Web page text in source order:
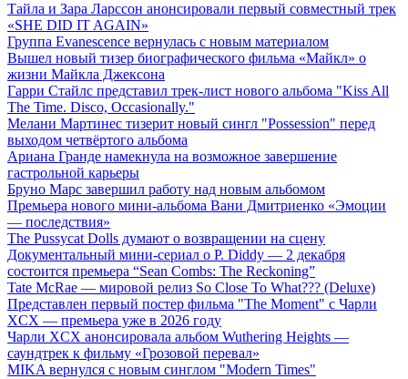
Тайла и Зара Ларссон анонсировали первый совместный трек
«SHE DID IT AGAIN»
Группа Evanescence вернулась с новым материалом
Вышел новый тизер биографического фильма «Майкл» о
жизни Майкла Джексона
Гарри Стайлс представил трек-лист нового альбома "Kiss All
The Time. Disco, Occasionally."
Мелани Мартинес тизерит новый сингл "Possession" перед
выходом четвёртого альбома
Ариана Гранде намекнула на возможное завершение
гастрольной карьеры
Бруно Марс завершил работу над новым альбомом
Премьера нового мини-альбома Вани Дмитриенко «Эмоции
— последствия»
The Pussycat Dolls думают о возвращении на сцену
Документальный мини-сериал о P. Diddy — 2 декабря
состоится премьера “Sean Combs: The Reckoning”
Tate McRae — мировой релиз So Close To What??? (Deluxe)
Представлен первый постер фильма "The Moment" с Чарли
XCX — премьера уже в 2026 году
Чарли XCX анонсировала альбом Wuthering Heights —
саундтрек к фильму «Грозовой перевал»
MIKA вернулся с новым синглом "Modern Times"